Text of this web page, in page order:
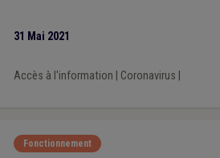
31 Mai 2021
Accès à l'information Coronavirus
Fonctionnement